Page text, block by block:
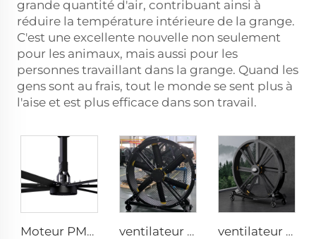
grande quantité d'air, contribuant ainsi à
réduire la température intérieure de la grange.
C'est une excellente nouvelle non seulement
pour les animaux, mais aussi pour les
personnes travaillant dans la grange. Quand les
gens sont au frais, tout le monde se sent plus à
l'aise et est plus efficace dans son travail.
Moteur PMSM IE5 24ft grands ventilateurs industriels HVLS type avec alimentation AC 7.3m ventilateurs électriques pour usine laitière 380V tension ventilateur sur pied silencieux de 80 pouces (2000 mm) en aluminium, 220V, mobile, pour gymnases, restaurants, fermes et usines ventilateur sur pied industriel de 2000 mm (80 pouces), ventilateur silencieux sur pied réglable